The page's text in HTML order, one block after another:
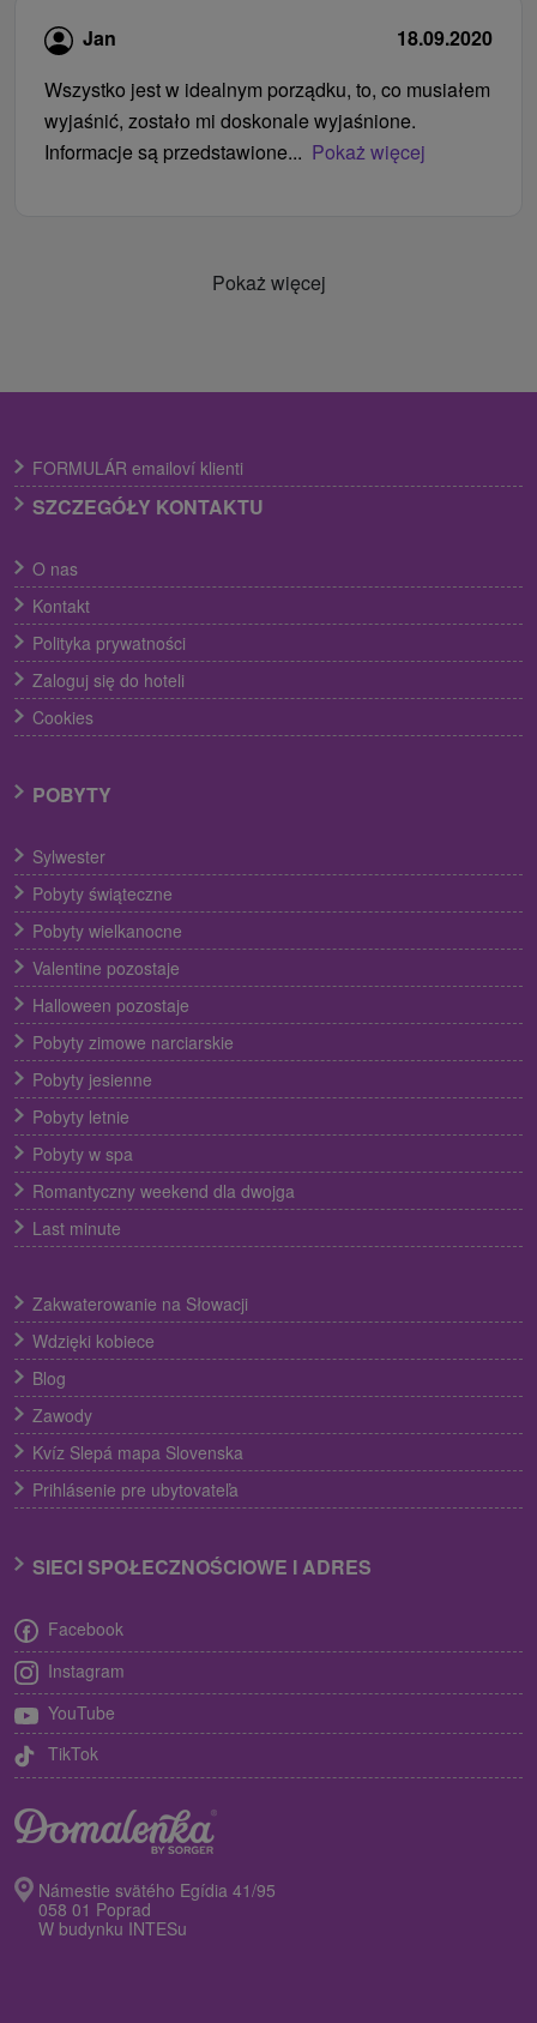
Jan
18.09.2020
Wszystko jest w idealnym porządku, to, co musiałem
wyjaśnić, zostało mi doskonale wyjaśnione.
Informacje są przedstawione... Pokaż więcej
Pokaż więcej
FORMULÁR emailoví klienti
SZCZEGÓŁY KONTAKTU
O nas
Kontakt
Polityka prywatności
Zaloguj się do hoteli
Cookies
POBYTY
Sylwester
Pobyty świąteczne
Pobyty wielkanocne
Valentine pozostaje
Halloween pozostaje
Pobyty zimowe narciarskie
Pobyty jesienne
Pobyty letnie
Pobyty w spa
Romantyczny weekend dla dwojga
Last minute
Zakwaterowanie na Słowacji
Wdzięki kobiece
Blog
Zawody
Kvíz Slepá mapa Slovenska
Prihlásenie pre ubytovateľa
SIECI SPOŁECZNOŚCIOWE I ADRES
Facebook
Instagram
YouTube
TikTok
Námestie svätého Egídia 41/95
058 01 Poprad
W budynku INTESu